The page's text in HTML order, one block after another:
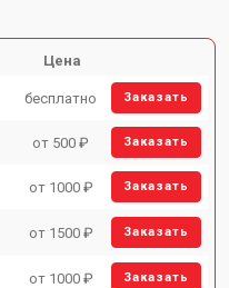
Цена
бесплатно Заказать
от 500 ₽ Заказать
от 1000 ₽ Заказать
от 1500 ₽ Заказать
от 1000 ₽ Заказать